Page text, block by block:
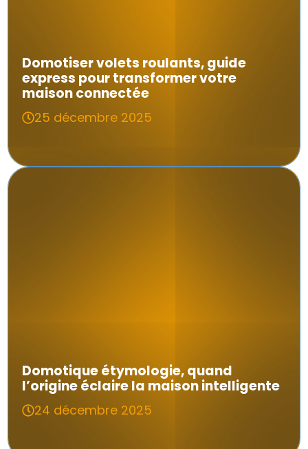
Domotiser volets roulants, guide
express pour transformer votre
maison connectée
25 décembre 2025
Domotique étymologie, quand
l’origine éclaire la maison intelligente
24 décembre 2025